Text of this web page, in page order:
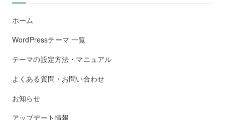
ホーム
WordPressテーマ 一覧
テーマの設定方法・マニュアル
よくある質問・お問い合わせ
お知らせ
アップデート情報